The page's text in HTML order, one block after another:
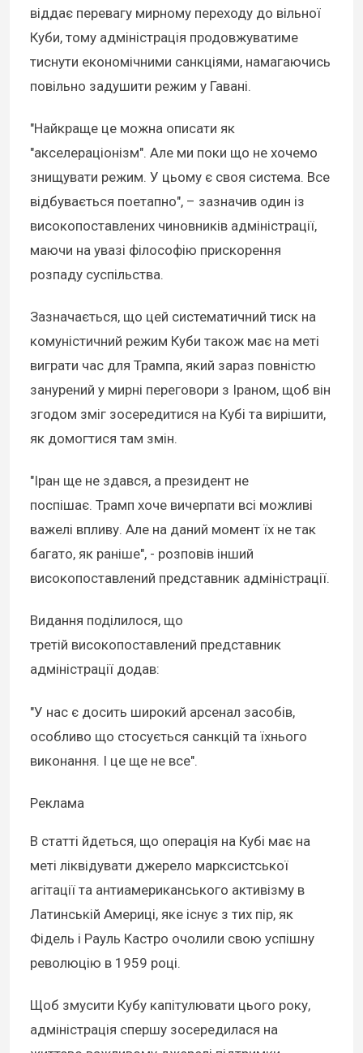
віддає перевагу мирному переходу до вільної
Куби, тому адміністрація продовжуватиме
тиснути економічними санкціями, намагаючись
повільно задушити режим у Гавані.
"Найкраще це можна описати як
"акселераціонізм". Але ми поки що не хочемо
знищувати режим. У цьому є своя система. Все
відбувається поетапно", – зазначив один із
високопоставлених чиновників адміністрації,
маючи на увазі філософію прискорення
розпаду суспільства.
Зазначається, що цей систематичний тиск на
комуністичний режим Куби також має на меті
виграти час для Трампа, який зараз повністю
занурений у мирні переговори з Іраном, щоб він
згодом зміг зосередитися на Кубі та вирішити,
як домогтися там змін.
"Іран ще не здався, а президент не
поспішає. Трамп хоче вичерпати всі можливі
важелі впливу. Але на даний момент їх не так
багато, як раніше", - розповів інший
високопоставлений представник адміністрації.
Видання поділилося, що
третій високопоставлений представник
адміністрації додав:
"У нас є досить широкий арсенал засобів,
особливо що стосується санкцій та їхнього
виконання. І це ще не все".
Реклама
В статті йдеться, що операція на Кубі має на
меті ліквідувати джерело марксистської
агітації та антиамериканського активізму в
Латинській Америці, яке існує з тих пір, як
Фідель і Рауль Кастро очолили свою успішну
революцію в 1959 році.
Щоб змусити Кубу капітулювати цього року,
адміністрація спершу зосередилася на